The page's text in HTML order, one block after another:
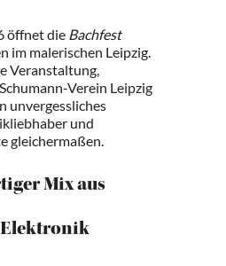
öffnet die Bachfest
im malerischen Leipzig.
Veranstaltung,
Verein Leipzig
unvergessliches
und
gleichermaßen.
Mix aus